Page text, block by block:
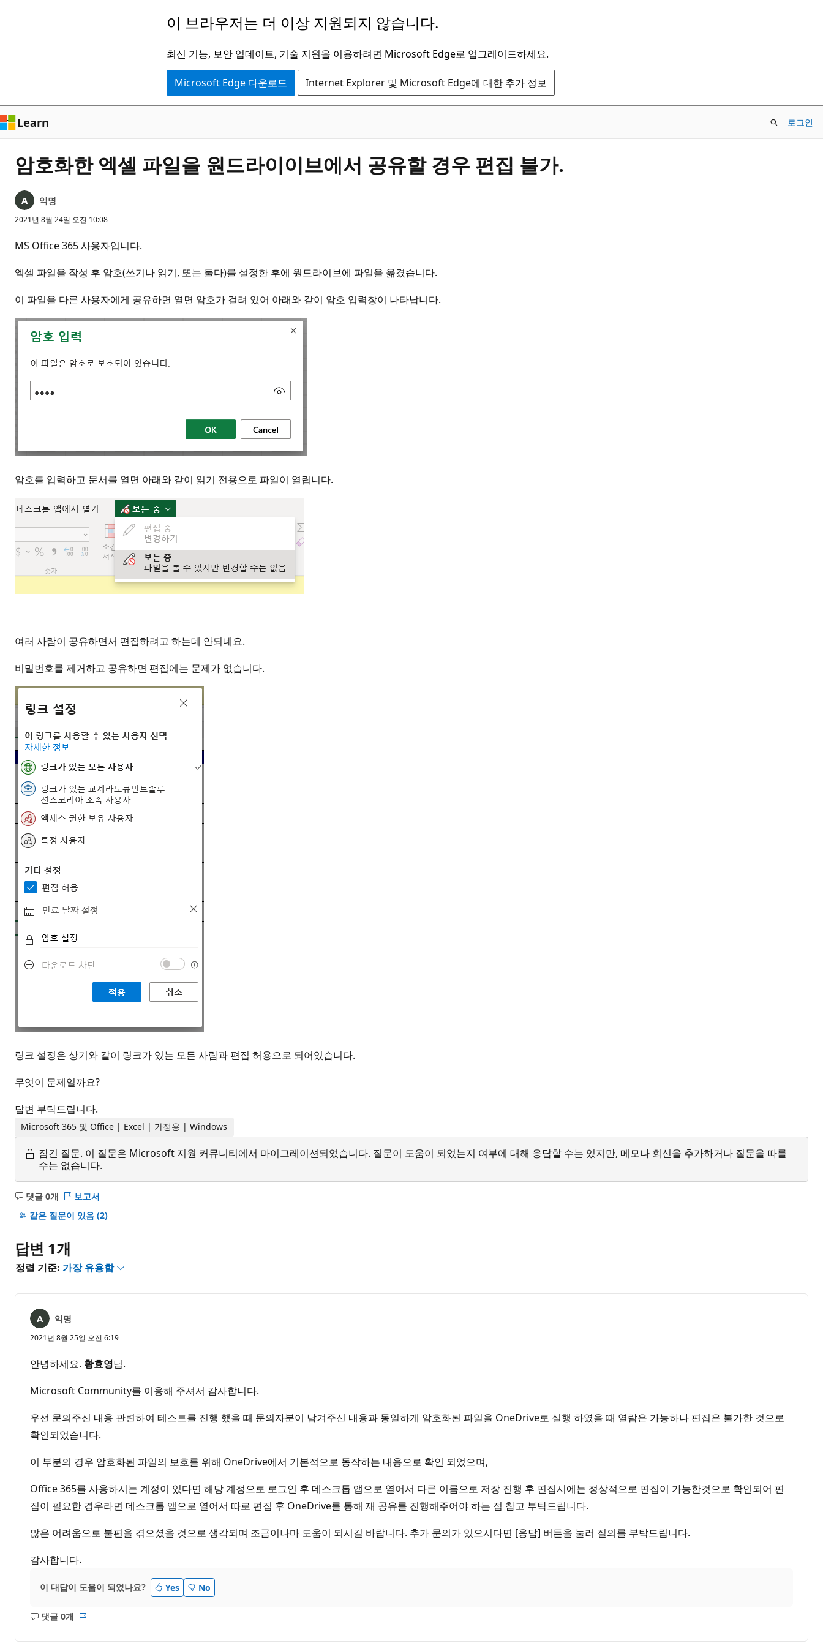
로
건
너
뛰
기
이 브라우저는 더 이상 지원되지 않습니다.
최신 기능, 보안 업데이트, 기술 지원을 이용하려면 Microsoft Edge로 업그레이드하세요.
Microsoft Edge 다운로드 Internet Explorer 및 Microsoft Edge에 대한 추가 정보
Learn 로그인
암호화한 엑셀 파일을 원드라이이브에서 공유할 경우 편집 불가.
익명
2021년 8월 24일 오전 10:08
MS Office 365 사용자입니다.
엑셀 파일을 작성 후 암호(쓰기나 읽기, 또는 둘다)를 설정한 후에 원드라이브에 파일을 옮겼습니다.
이 파일을 다른 사용자에게 공유하면 열면 암호가 걸려 있어 아래와 같이 암호 입력창이 나타납니다.
암호를 입력하고 문서를 열면 아래와 같이 읽기 전용으로 파일이 열립니다.
여러 사람이 공유하면서 편집하려고 하는데 안되네요.
비밀번호를 제거하고 공유하면 편집에는 문제가 없습니다.
링크 설정은 상기와 같이 링크가 있는 모든 사람과 편집 허용으로 되어있습니다.
무엇이 문제일까요?
답변 부탁드립니다.
Microsoft 365 및 Office | Excel | 가정용 | Windows
잠긴 질문. 이 질문은 Microsoft 지원 커뮤니티에서 마이그레이션되었습니다. 질문이 도움이 되었는지 여부에 대해 응답할 수는 있지만, 메모나 회신을 추가하거나 질문을 따를
수는 없습니다.
댓글 0개
설
명
음
보고서
같은 질문이 있음 (2)
답변 1개
정렬 기준: 가장 유용함
익명
2021년 8월 25일 오전 6:19
안녕하세요. 황효영님.
Microsoft Community를 이용해 주셔서 감사합니다.
우선 문의주신 내용 관련하여 테스트를 진행 했을 때 문의자분이 남겨주신 내용과 동일하게 암호화된 파일을 OneDrive로 실행 하였을 때 열람은 가능하나 편집은 불가한 것으로
확인되었습니다.
이 부분의 경우 암호화된 파일의 보호를 위해 OneDrive에서 기본적으로 동작하는 내용으로 확인 되었으며,
Office 365를 사용하시는 계정이 있다면 해당 계정으로 로그인 후 데스크톱 앱으로 열어서 다른 이름으로 저장 진행 후 편집시에는 정상적으로 편집이 가능한것으로 확인되어 편
집이 필요한 경우라면 데스크톱 앱으로 열어서 따로 편집 후 OneDrive를 통해 재 공유를 진행해주어야 하는 점 참고 부탁드립니다.
많은 어려움으로 불편을 겪으셨을 것으로 생각되며 조금이나마 도움이 되시길 바랍니다. 추가 문의가 있으시다면 [응답] 버튼을 눌러 질의를 부탁드립니다.
감사합니다.
이 대답이 도움이 되었나요? Yes No
댓글 0개
설